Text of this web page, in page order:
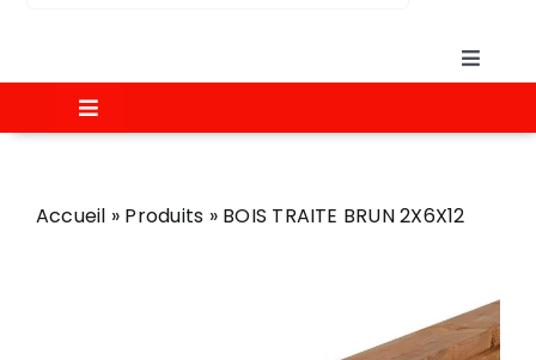
Toggle
SOUMISSION
CIRCULAIRE
CONTACT
Toggle
Accueil » Produits » BOIS TRAITE BRUN 2X6X12